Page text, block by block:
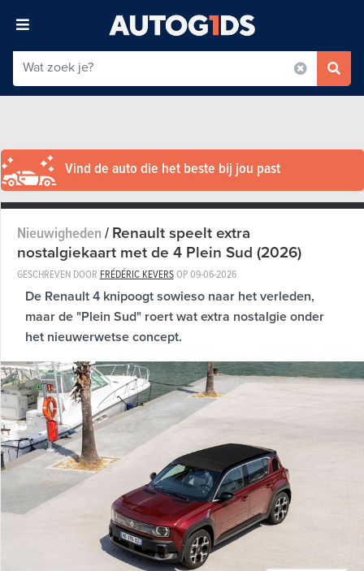
Vind de auto die het beste bij jou past
Nieuwigheden/Renault speelt extra
nostalgiekaart met de 4 Plein Sud (2026)
GESCHREVEN DOOR FRÉDÉRIC KEVERSOP09-06-2026
De Renault 4 knipoogt sowieso naar het verleden,
maar de "Plein Sud" roert wat extra nostalgie onder
het nieuwerwetse concept.